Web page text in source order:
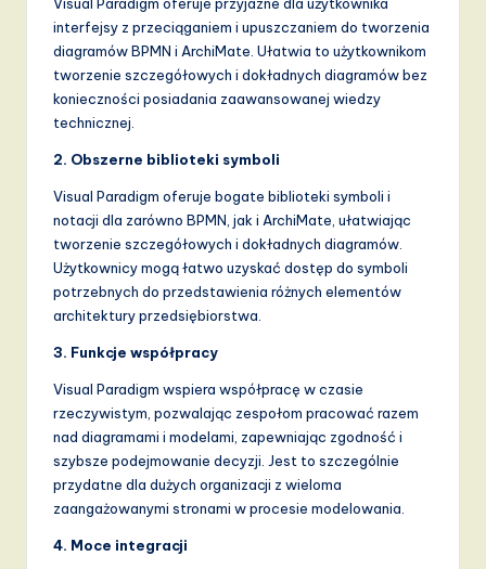
interfejsy z przeciąganiem i upuszczaniem do tworzenia
diagramów BPMN i ArchiMate. Ułatwia to użytkownikom
tworzenie szczegółowych i dokładnych diagramów bez
konieczności posiadania zaawansowanej wiedzy
technicznej.
2. Obszerne biblioteki symboli
Visual Paradigm oferuje bogate biblioteki symboli i
notacji dla zarówno BPMN, jak i ArchiMate, ułatwiając
tworzenie szczegółowych i dokładnych diagramów.
Użytkownicy mogą łatwo uzyskać dostęp do symboli
potrzebnych do przedstawienia różnych elementów
architektury przedsiębiorstwa.
3. Funkcje współpracy
Visual Paradigm wspiera współpracę w czasie
rzeczywistym, pozwalając zespołom pracować razem
nad diagramami i modelami, zapewniając zgodność i
szybsze podejmowanie decyzji. Jest to szczególnie
przydatne dla dużych organizacji z wieloma
zaangażowanymi stronami w procesie modelowania.
4. Moce integracji